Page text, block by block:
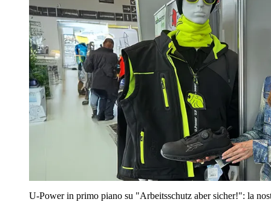
U‑Power in primo piano su "Arbeitsschutz aber sicher!": la